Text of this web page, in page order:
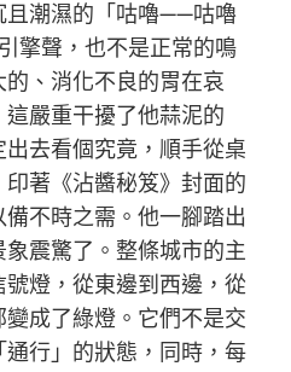
且潮濕的「咕嚕——咕嚕
擎聲，也不是正常的鳴
、消化不良的胃在哀
嚴重干擾了他蒜泥的
出去看個究竟，順手從桌
著《沾醬秘笈》封面的
不時之需。他一腳踏出
震驚了。整條城市的主
燈，從東邊到西邊，從
成了綠燈。它們不是交
行」的狀態，同時，每